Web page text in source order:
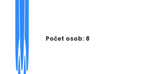
Počet osob: 8